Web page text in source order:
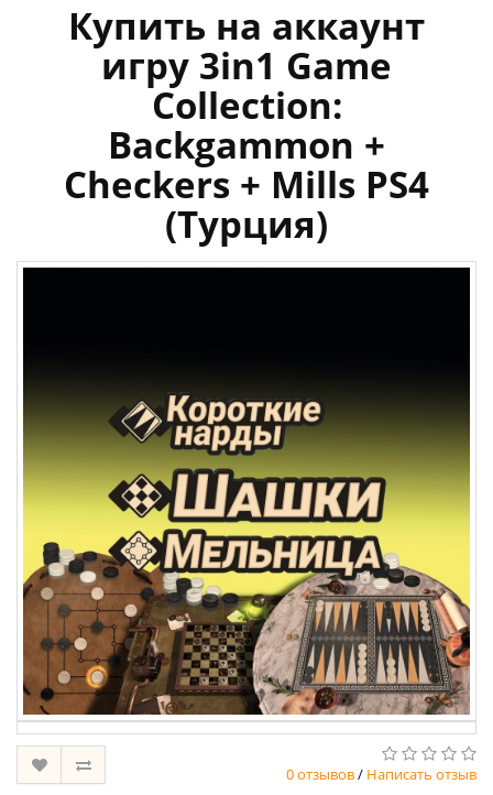
Купить на аккаунт
игру 3in1 Game
Collection:
Backgammon +
Checkers + Mills PS4
(Турция)
0 отзывов/ Написать отзыв